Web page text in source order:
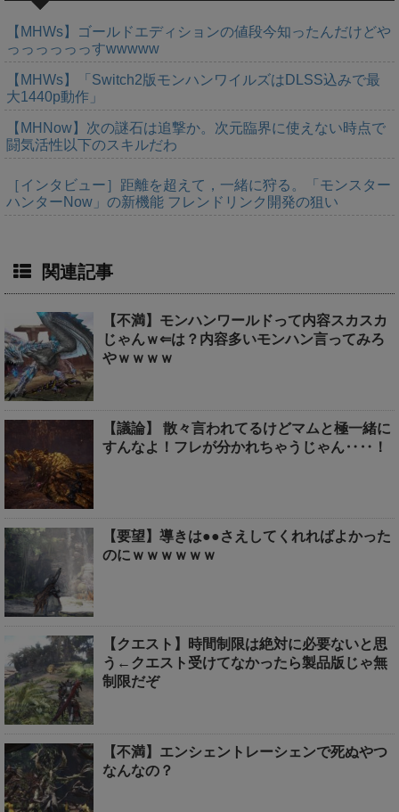
【MHWs】ゴールドエディションの値段今知ったんだけどや
っっっっっっすwwwww
【MHWs】「Switch2版モンハンワイルズはDLSS込みで最
大1440p動作」
【MHNow】次の謎石は追撃か。次元臨界に使えない時点で
闘気活性以下のスキルだわ
［インタビュー］距離を超えて，一緒に狩る。「モンスター
ハンターNow」の新機能 フレンドリンク開発の狙い
関連記事
【不満】モンハンワールドって内容スカスカ
じゃんｗ⇐は？内容多いモンハン言ってみろ
やｗｗｗｗ
【議論】 散々言われてるけどマムと極一緒に
すんなよ！フレが分かれちゃうじゃん‥‥！
【要望】導きは●●さえしてくれればよかった
のにｗｗｗｗｗｗ
【クエスト】時間制限は絶対に必要ないと思
う←クエスト受けてなかったら製品版じゃ無
制限だぞ
【不満】エンシェントレーシェンで死ぬやつ
なんなの？